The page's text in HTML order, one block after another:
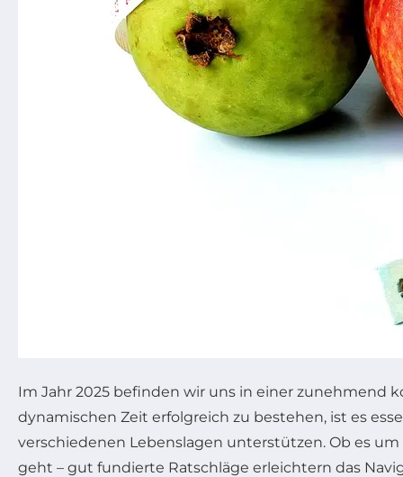
Im Jahr 2025 befinden wir uns in einer zunehmend
dynamischen Zeit erfolgreich zu bestehen, ist es
verschiedenen Lebenslagen unterstützen. Ob es
geht – gut fundierte Ratschläge erleichtern das